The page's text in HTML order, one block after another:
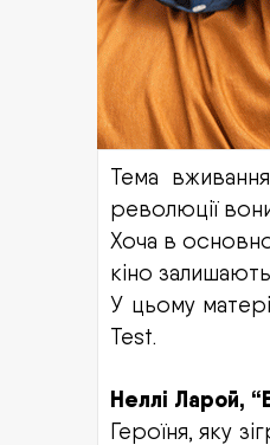
Тема
революції
Хоча в
кіно
У цьому
Test.
Неллі Ларой,
Героїня, яку